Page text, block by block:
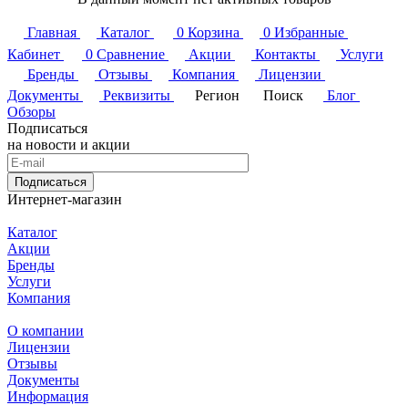
Главная Каталог 0 Корзина 0 Избранные
Кабинет
0 Сравнение Акции Контакты
Услуги
Бренды
Отзывы Компания
Лицензии
Документы
Реквизиты Регион Поиск
Блог
Обзоры
Подписаться
на новости и акции
Подписаться
Интернет-магазин
Каталог
Акции
Бренды
Услуги
Компания
О компании
Лицензии
Отзывы
Документы
Информация